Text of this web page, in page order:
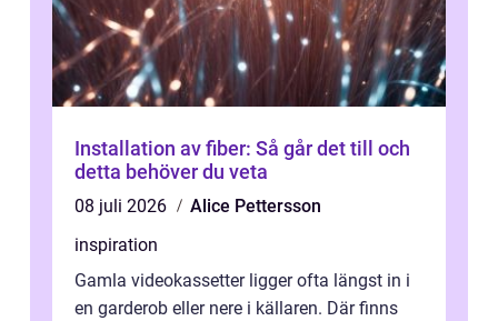
Installation av fiber: Så går det till och
detta behöver du veta
08 juli 2026
Alice Pettersson
inspiration
Gamla videokassetter ligger ofta längst in i
en garderob eller nere i källaren. Där finns